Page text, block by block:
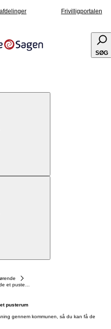
Frivilligportalen
SØG
pusterum
gennem kommunen, så du kan få de